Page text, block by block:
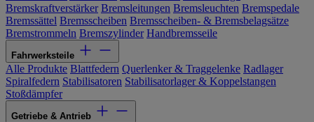
Bremskraftverstärker Bremsleitungen Bremsleuchten Bremspedale
Bremssättel Bremsscheiben Bremsscheiben- & Bremsbelagsätze
Bremstrommeln Bremszylinder Handbremsseile
Fahrwerksteile
Alle Produkte Blattfedern Querlenker & Traggelenke Radlager
Spiralfedern Stabilisatoren Stabilisatorlager & Koppelstangen
Stoßdämpfer
Getriebe & Antrieb